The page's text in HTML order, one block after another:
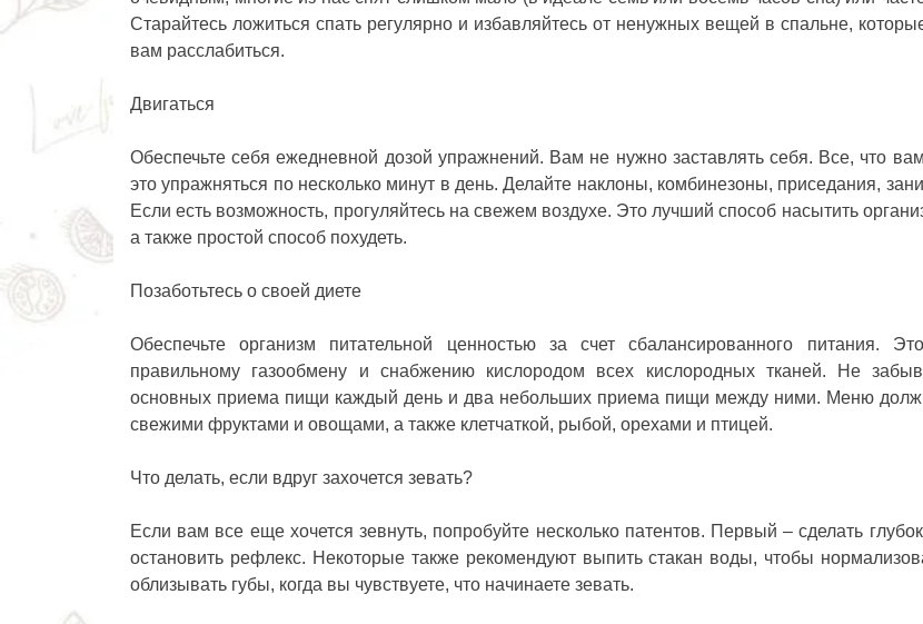
Старайтесь ложиться спать регулярно и избавляйтесь от ненужных вещей в спальне,
вам расслабиться.
Двигаться
Обеспечьте себя ежедневной дозой упражнений. Вам не нужно заставлять себя. Все, что
это упражняться по несколько минут в день. Делайте наклоны, комбинезоны, приседания,
Если есть возможность, прогуляйтесь на свежем воздухе. Это лучший способ насытить
а также простой способ похудеть.
Позаботьтесь о своей диете
Обеспечьте организм питательной ценностью за счет сбалансированного питания.
правильному газообмену и снабжению кислородом всех кислородных тканей. Не
основных приема пищи каждый день и два небольших приема пищи между ними. Меню
свежими фруктами и овощами, а также клетчаткой, рыбой, орехами и птицей.
Что делать, если вдруг захочется зевать?
Если вам все еще хочется зевнуть, попробуйте несколько патентов. Первый – сделать
остановить рефлекс. Некоторые также рекомендуют выпить стакан воды, чтобы
облизывать губы, когда вы чувствуете, что начинаете зевать.